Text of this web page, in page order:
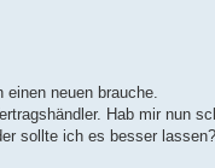
neuen brauche.
Hab mir nun
sollte ich es besser lassen?